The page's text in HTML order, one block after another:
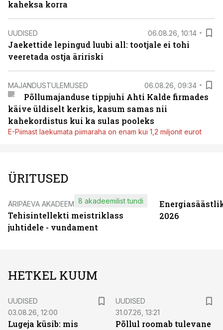
kaheksa korra
UUDISED 06.08.26, 10:14
Jaekettide lepingud luubi all: tootjale ei tohi
veeretada ostja äririski
MAJANDUSTULEMUSED 06.08.26, 09:34
Põllumajanduse tippjuhi Ahti Kalde firmades
käive üldiselt kerkis, kasum samas nii
kahekordistus kui ka sulas pooleks
E-Piimast laekumata piimaraha on enam kui 1,2 miljonit eurot
ÜRITUSED
ÄRIPÄEVA AKADEEMIA
Tehisintellekti meistriklass
juhtidele - vundament
8 akadeemilist tundi
2026
HETKEL KUUM
UUDISED
03.08.26, 12:00
Lugeja küsib: mis
UUDISED
31.07.26, 13:21
Põllul roomab tulevane